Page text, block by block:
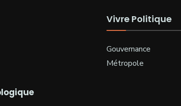
Vivre Politique
Gouvernance
Métropole